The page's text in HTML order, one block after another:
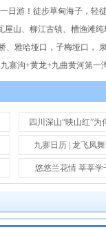
日游！徒步草甸海子，轻
屋山、柳江古镇、槽渔滩
、雅哈垭口，子梅垭口，
寨沟+黄龙+九曲黄河第一
四川深山“映山红”为
九寨日历 | 龙飞凤
悠悠兰花情 莘莘学